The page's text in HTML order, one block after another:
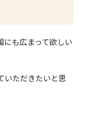
も広まって欲しい
いただきたいと思